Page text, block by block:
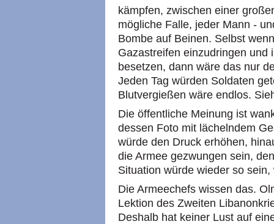
kämpfen, zwischen einer
mögliche Falle, jeder Mann -
Bombe auf Beinen. Selbst
Gazastreifen einzudringen und
besetzen, dann wäre das nur
Jeden Tag würden Soldaten
Blutvergießen wäre endlos.
Die öffentliche Meinung ist
dessen Foto mit lächelndem
würde den Druck erhöhen,
die Armee gezwungen sein,
Situation würde wieder so
Die Armeechefs wissen das.
Lektion des Zweiten
Deshalb hat keiner Lust auf